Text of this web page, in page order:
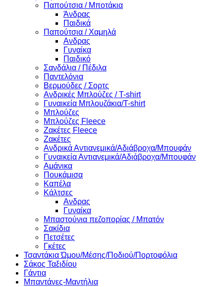
Παπούτσια / Μποτάκια
Άνδρας
Παιδικά
Παπούτσια / Χαμηλά
Ανδρας
Γυναίκα
Παιδικό
Σανδάλια / Πέδιλα
Παντελόνια
Βερμούδες / Σορτς
Ανδρικές Μπλούζες / T-shirt
Γυναικεία Μπλουζάκια/T-shirt
Μπλούζες
Μπλούζες Fleece
Ζακέτες Fleece
Ζακέτες
Ανδρικά Αντιανεμικά/Αδιάβροχα/Μπουφάν
Γυναικεία Αντιανεμικά/Αδιάβροχα/Μπουφάν
Αμάνικα
Πουκάμισα
Καπέλα
Κάλτσες
Ανδρας
Γυναίκα
Μπαστούνια πεζοπορίας / Μπατόν
Σακίδια
Πετσέτες
Γκέτες
Τσαντάκια Ώμου/Μέσης/Ποδιού/Πορτοφόλια
Σάκος Ταξιδίου
Γάντια
Μπαντάνες-Μαντήλια